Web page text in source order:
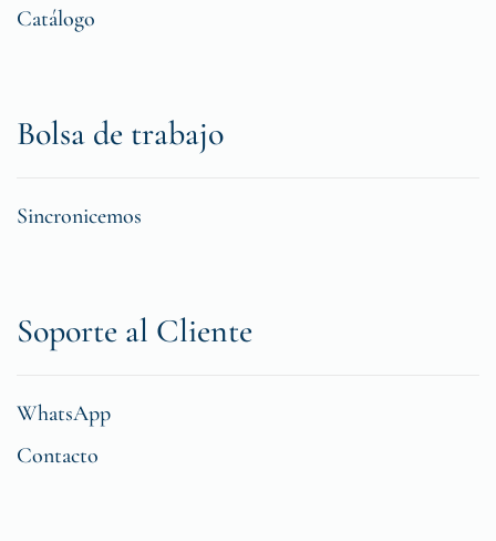
Catálogo
Bolsa de trabajo
Sincronicemos
Soporte al Cliente
WhatsApp
Contacto